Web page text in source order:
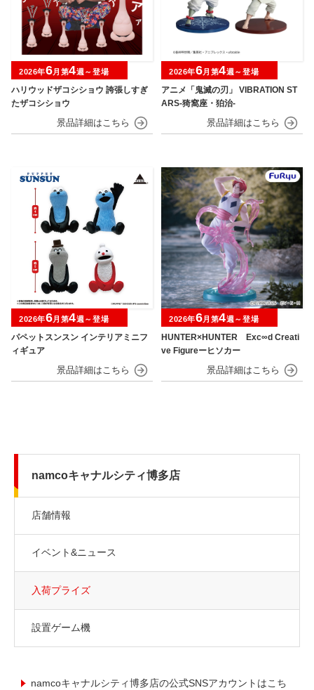
ハリウッドザコシショウ 誇張しすぎ
たザコシショウ
2026年6月第4週～登場
アニメ「鬼滅の刃」 VIBRATION ST
ARS-猗窩座・狛治-
2026年6月第4週～登場
パペットスンスン インテリアミニフ
ィギュア
2026年6月第4週～登場
HUNTER×HUNTER Exc∞d Creati
ve Figureーヒソカー
2026年6月第4週～登場
namcoキャナルシティ博多店
店舗情報
イベント&ニュース
入荷プライズ
設置ゲーム機
namcoキャナルシティ博多店の公式SNSアカウントはこち